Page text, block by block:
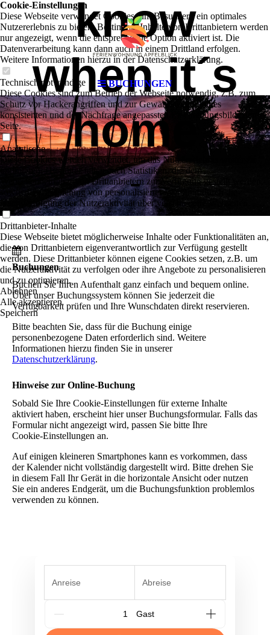
BUCHUNGEN
know
when it´s
home
-
Buchungen
Buchen Sie Ihren Aufenthalt ganz einfach und bequem online.
Über unser Buchungssystem können Sie jederzeit die
Verfügbarkeit prüfen und Ihre Wunschdaten direkt reservieren.
Bitte beachten Sie, dass für die Buchung einige
personenbezogene Daten erforderlich sind. Weitere
Informationen hierzu finden Sie in unserer
Datenschutzerklärung.
Hinweise zur Online‑Buchung
Sobald Sie Ihre Cookie‑Einstellungen für externe Inhalte
aktiviert haben, erscheint hier unser Buchungsformular. Falls das
Formular nicht angezeigt wird, passen Sie bitte Ihre
Cookie‑Einstellungen an.
Auf einigen kleineren Smartphones kann es vorkommen, dass
der Kalender nicht vollständig dargestellt wird. Bitte drehen Sie
in diesem Fall Ihr Gerät in die horizontale Ansicht oder nutzen
Sie ein anderes Endgerät, um die Buchungsfunktion problemlos
verwenden zu können.
Cookie-Einstellungen
Diese Webseite verwendet Cookies, um Besuchern ein optimales
Nutzererlebnis zu bieten. Bestimmte Inhalte von Drittanbietern werden
nur angezeigt, wenn die entsprechende Option aktiviert ist. Die
Datenverarbeitung kann dann auch in einem Drittland erfolgen.
Weitere Informationen hierzu in der Datenschutzerklärung.
Technisch notwendige
Diese Cookies sind zum Betrieb der Webseite notwendig, z.B. zum
Schutz vor Hackerangriffen und zur Gewährleistung eines
konsistenten und der Nachfrage angepassten Erscheinungsbilds der
Seite.
Analytische
Diese Cookies werden verwendet, um das Nutzererlebnis weiter zu
optimieren. Hierunter fallen auch Statistiken, die dem
Webseitenbetreiber von Drittanbietern zur Verfügung gestellt werden,
sowie die Ausspielung von personalisierter Werbung durch die
Nachverfolgung der Nutzeraktivität über verschiedene Webseiten.
Drittanbieter-Inhalte
Diese Webseite bietet möglicherweise Inhalte oder Funktionalitäten an,
die von Drittanbietern eigenverantwortlich zur Verfügung gestellt
werden. Diese Drittanbieter können eigene Cookies setzen, z.B. um
die Nutzeraktivität zu verfolgen oder ihre Angebote zu personalisieren
und zu optimieren.
Ablehnen
Alle akzeptieren
Speichern